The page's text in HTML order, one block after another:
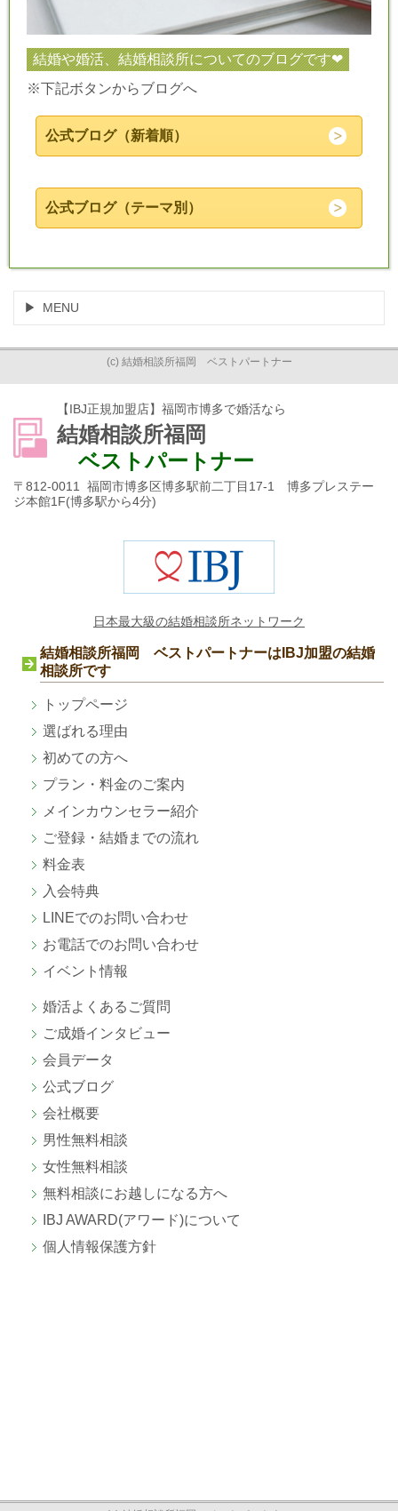
結婚や婚活、結婚相談所についてのブログです❤
※下記ボタンからブログへ
公式ブログ（新着順）
公式ブログ（テーマ別）
MENU
(c) 結婚相談所福岡 ベストパートナー
【IBJ正規加盟店】福岡市博多で婚活なら
結婚相談所福岡
ベストパートナー
〒812-0011 福岡市博多区博多駅前二丁目17-1 博多プレステー
ジ本館1F(博多駅から4分)
日本最大級の結婚相談所ネットワーク
結婚相談所福岡 ベストパートナーはIBJ加盟の結婚
相談所です
トップページ
選ばれる理由
初めての方へ
プラン・料金のご案内
メインカウンセラー紹介
ご登録・結婚までの流れ
料金表
入会特典
LINEでのお問い合わせ
お電話でのお問い合わせ
イベント情報
婚活よくあるご質問
ご成婚インタビュー
会員データ
公式ブログ
会社概要
男性無料相談
女性無料相談
無料相談にお越しになる方へ
IBJ AWARD(アワード)について
個人情報保護方針